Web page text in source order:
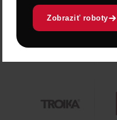
Zobraziť roboty